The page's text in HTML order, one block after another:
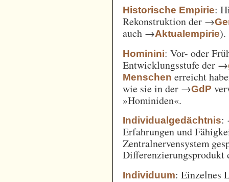
Historische Empirie:
Rekonstruktion der →
auch →Aktualempirie).
Hominini: Vor- oder
Entwicklungsstufe der →
Menschen erreicht
wie sie in der →GdP
»Hominiden«.
Individualgedächtnis:
Erfahrungen und
Zentralnervensystem
Individuum: Einzelnes